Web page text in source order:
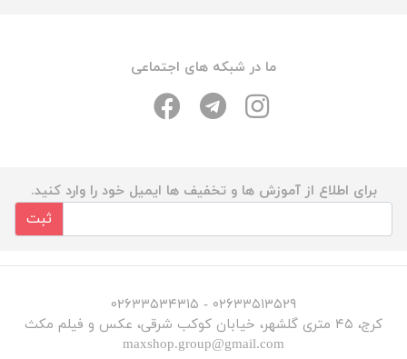
ما در شبکه های اجتماعی
برای اطلاع از آموزش ها و تخفیف ها ایمیل خود را وارد کنید.
ثبت
۰۲۶۳۳۵۱۳۵۲۹ - ۰۲۶۳۳۵۳۴۳۱۵
کرج، ۴۵ متری گلشهر، خیابان کوکب شرقی، عکس و فیلم مکث
maxshop.group@gmail.com